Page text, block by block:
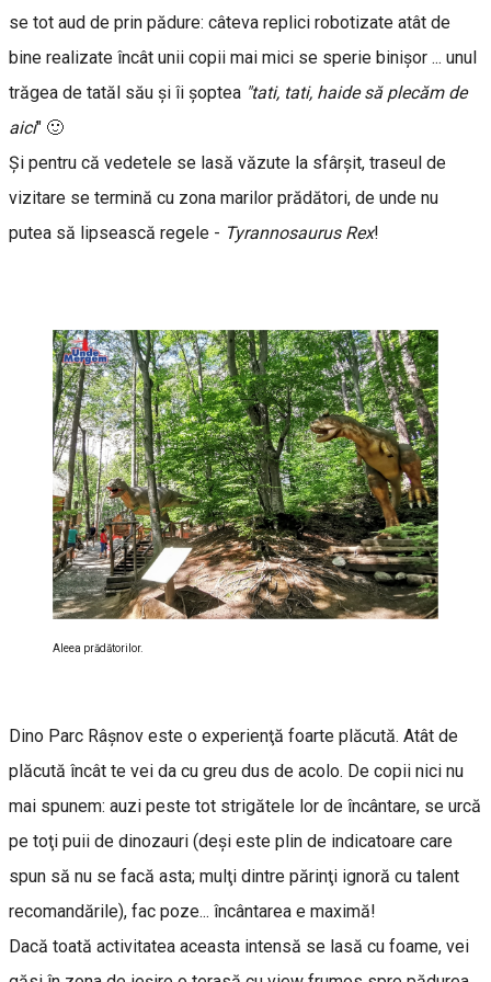
se tot aud de prin pădure: câteva replici robotizate atât de
bine realizate încât unii copii mai mici se sperie binişor ... unul
trăgea de tatăl său şi îi şoptea "tati, tati, haide să plecăm de
aici" 🙂
Şi pentru că vedetele se lasă văzute la sfârşit, traseul de
vizitare se termină cu zona marilor prădători, de unde nu
putea să lipsească regele - Tyrannosaurus Rex!
Aleea prădătorilor.
Dino Parc Râşnov este o experienţă foarte plăcută. Atât de
plăcută încât te vei da cu greu dus de acolo. De copii nici nu
mai spunem: auzi peste tot strigătele lor de încântare, se urcă
pe toţi puii de dinozauri (deşi este plin de indicatoare care
spun să nu se facă asta; mulţi dintre părinţi ignoră cu talent
recomandările), fac poze... încântarea e maximă!
Dacă toată activitatea aceasta intensă se lasă cu foame, vei